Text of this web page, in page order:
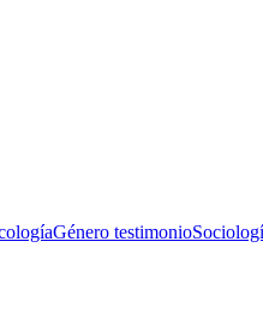
Género testimonio